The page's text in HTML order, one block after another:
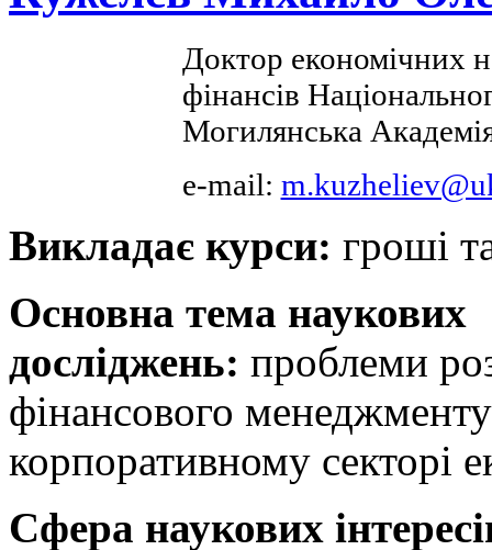
Доктор економічних
фінансів
Могилянська
e-mail:
Викладає курси: гроші
Основна тема наукових
досліджень: проблеми
фінансового
корпоративному секторі
Сфера наукових